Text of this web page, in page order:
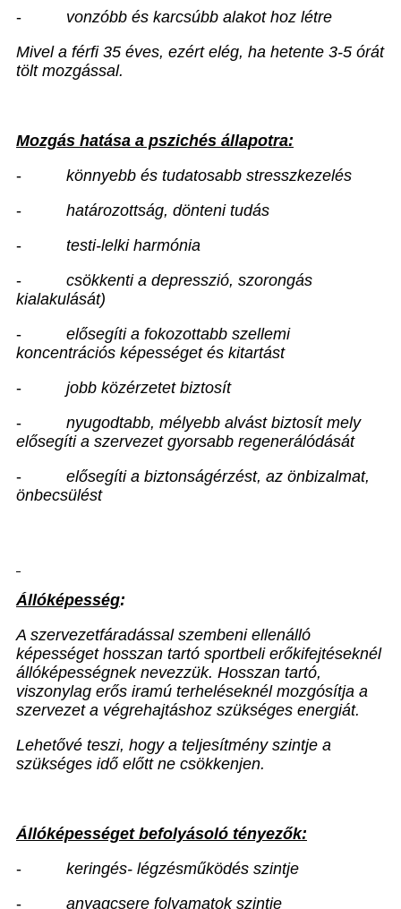
-
vonzóbb és karcsúbb alakot hoz létre
Mivel a férfi 35 éves, ezért elég, ha hetente 3-5 órát
tölt mozgással.
Mozgás hatása a pszichés állapotra:
-
könnyebb és tudatosabb stresszkezelés
-
határozottság, dönteni tudás
-
testi-lelki harmónia
-
csökkenti a depresszió, szorongás
kialakulását)
-
elősegíti a fokozottabb szellemi
koncentrációs képességet és kitartást
-
jobb közérzetet biztosít
-
nyugodtabb, mélyebb alvást biztosít mely
elősegíti a szervezet gyorsabb regenerálódását
-
elősegíti a biztonságérzést, az önbizalmat,
önbecsülést
Állóképesség:
A szervezetfáradással szembeni ellenálló
képességet hosszan tartó sportbeli erőkifejtéseknél
állóképességnek nevezzük. Hosszan tartó,
viszonylag erős iramú terheléseknél mozgósítja a
szervezet a végrehajtáshoz szükséges energiát.
Lehetővé teszi, hogy a teljesítmény szintje a
szükséges idő előtt ne csökkenjen.
Állóképességet befolyásoló tényezők:
-
keringés- légzésműködés szintje
-
anyagcsere folyamatok szintje